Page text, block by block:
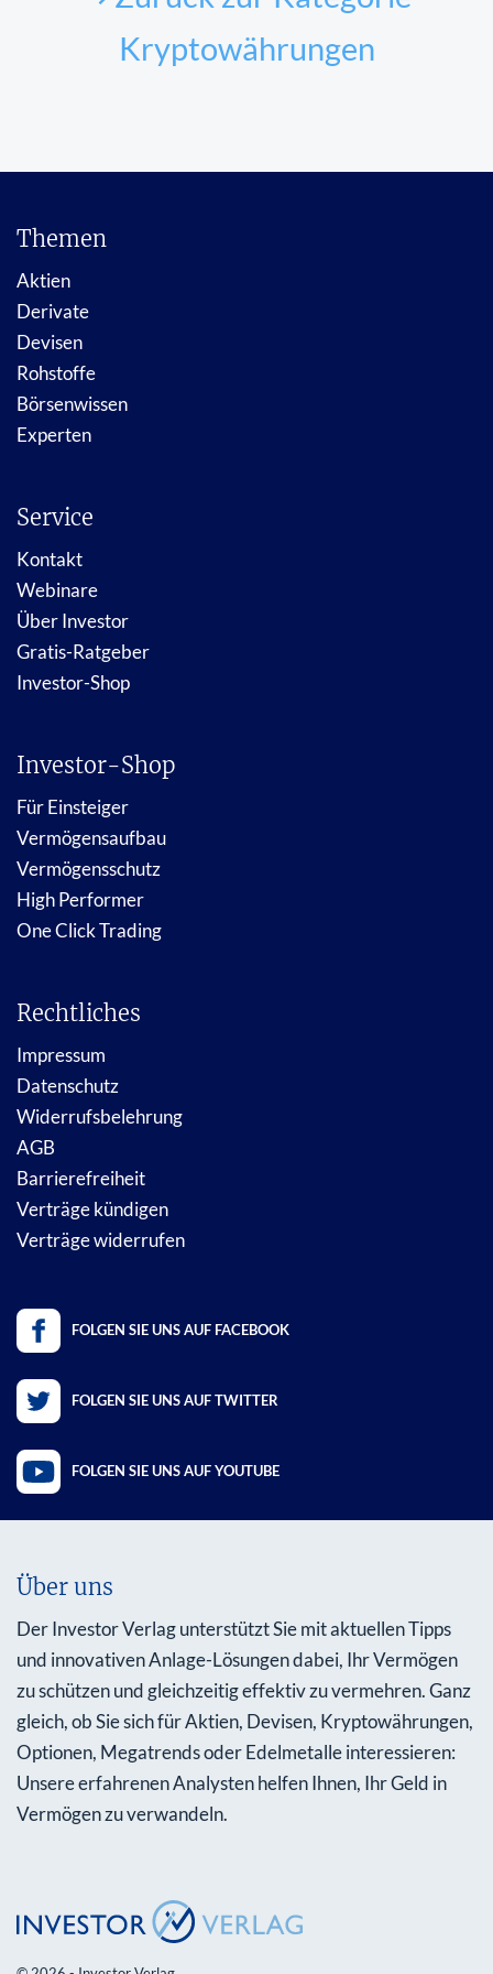
Kryptowährungen
Themen
Aktien
Derivate
Devisen
Rohstoffe
Börsenwissen
Experten
Service
Kontakt
Webinare
Über Investor
Gratis-Ratgeber
Investor-Shop
Investor-Shop
Für Einsteiger
Vermögensaufbau
Vermögensschutz
High Performer
One Click Trading
Rechtliches
Impressum
Datenschutz
Widerrufsbelehrung
AGB
Barrierefreiheit
Verträge kündigen
Verträge widerrufen
FOLGEN SIE UNS AUF FACEBOOK
FOLGEN SIE UNS AUF TWITTER
FOLGEN SIE UNS AUF YOUTUBE
Über uns
Der Investor Verlag unterstützt Sie mit aktuellen Tipps
und innovativen Anlage-Lösungen dabei, Ihr Vermögen
zu schützen und gleichzeitig effektiv zu vermehren. Ganz
gleich, ob Sie sich für Aktien, Devisen, Kryptowährungen,
Optionen, Megatrends oder Edelmetalle interessieren:
Unsere erfahrenen Analysten helfen Ihnen, Ihr Geld in
Vermögen zu verwandeln.